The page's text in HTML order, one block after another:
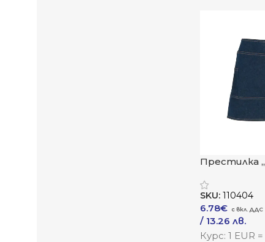
Престилка
SKU: 110404
6.78€
/ 13.26 лв.
Към
Курс: 1 EUR